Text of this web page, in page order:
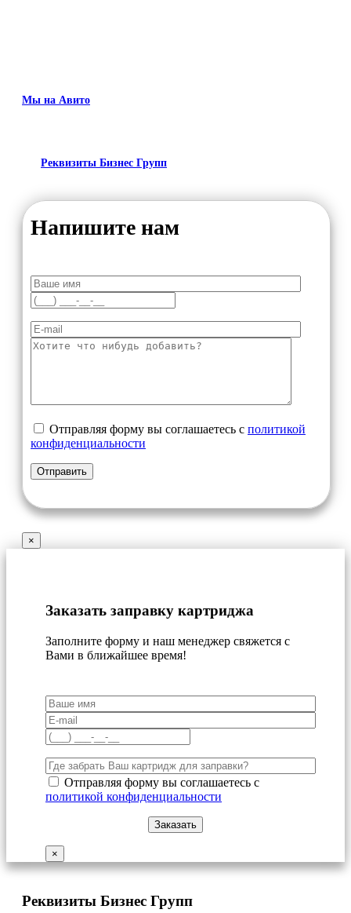
Мы на Авито
Реквизиты Бизнес Групп
Напишите нам
Отправляя форму вы соглашаетесь с политикой
конфиденциальности
×
Заказать заправку картриджа
Заполните форму и наш менеджер свяжется с
Вами в ближайшее время!
Отправляя форму вы соглашаетесь с
политикой конфиденциальности
×
Реквизиты Бизнес Групп